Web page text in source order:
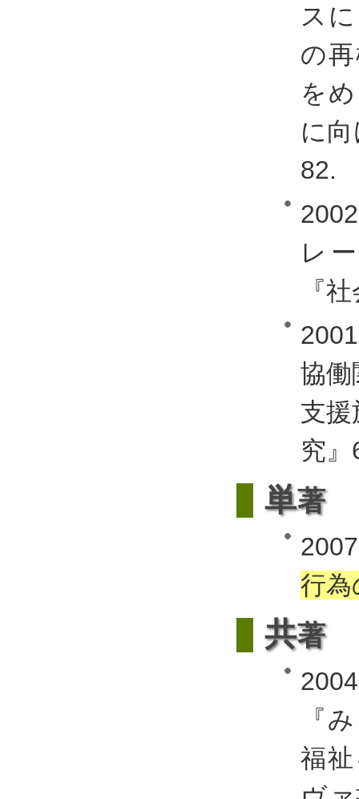
ス
の
を
に
82.
レ
『
協
支
究
単著
行為
共著
『
福